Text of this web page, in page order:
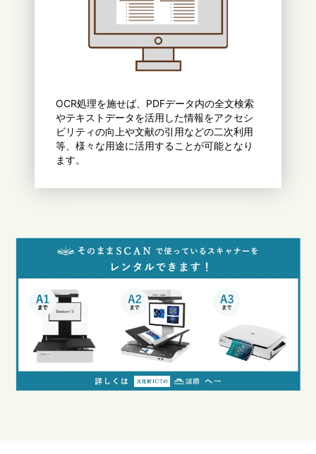
OCR処理を施せば、PDFデータ内の全文検索
やテキストデータを活用した情報をアクセシ
ビリティの向上や文献の引用などの二次利用
等、様々な用途に活用することが可能となり
ます。